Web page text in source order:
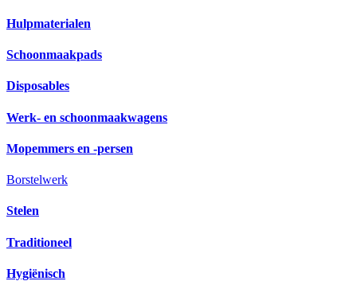
Hulpmaterialen
Schoonmaakpads
Disposables
Werk- en schoonmaakwagens
Mopemmers en -persen
Borstelwerk
Stelen
Traditioneel
Hygiënisch